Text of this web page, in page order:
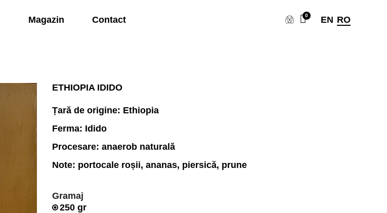
Magazin Contact EN RO
ETHIOPIA IDIDO
Țară de origine: Ethiopia
Ferma: Idido
Procesare: anaerob naturală
Note: portocale roșii, ananas, piersică, prune
Gramaj
250 gr